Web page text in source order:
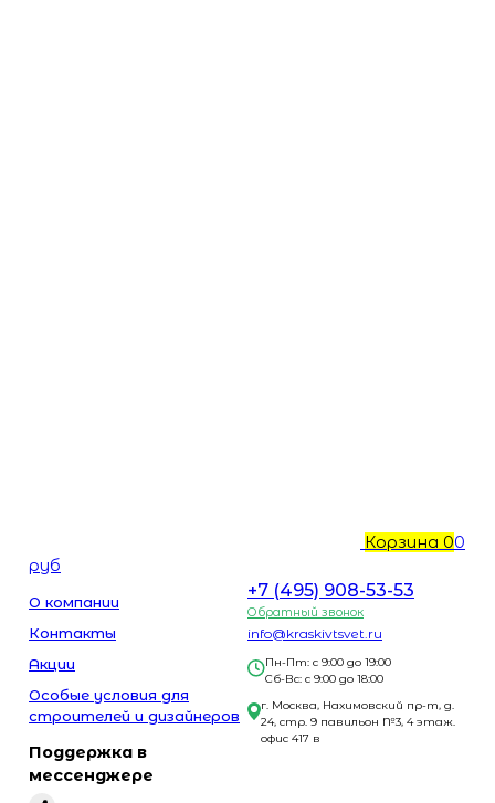
Корзина 00
руб
О компании
Контакты
Акции
Особые условия для
строителей и дизайнеров
Поддержка в
мессенджере
+7 (495) 908-53-53
Обратный звонок
info@kraskivtsvet.ru
Пн-Пт: с 9:00 до 19:00
Сб-Вс: с 9:00 до 18:00
г. Москва, Нахимовский пр-т, д.
24, стр. 9 павильон №3, 4 этаж.
офис 417 в